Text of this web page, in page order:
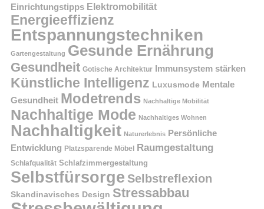
Einrichtungstipps Elektromobilität
Energieeffizienz
Entspannungstechniken
Gartengestaltung Gesunde Ernährung
Gesundheit Gotische Architektur Immunsystem stärken
Künstliche Intelligenz Luxusmode Mentale
Gesundheit Modetrends Nachhaltige Mobilität
Nachhaltige Mode Nachhaltiges Wohnen
Nachhaltigkeit Naturerlebnis Persönliche
Entwicklung Platzsparende Möbel Raumgestaltung
Schlafqualität Schlafzimmergestaltung
Selbstfürsorge Selbstreflexion
Skandinavisches Design Stressabbau